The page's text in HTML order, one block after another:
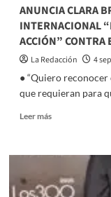
ANUNCIA CLARA
INTERNACIONAL
ACCIÓN” CONTRA
La Redacción
4
● “Quiero
que requieran para
Leer másRead
ANUNCIA
BRUGADA
EL